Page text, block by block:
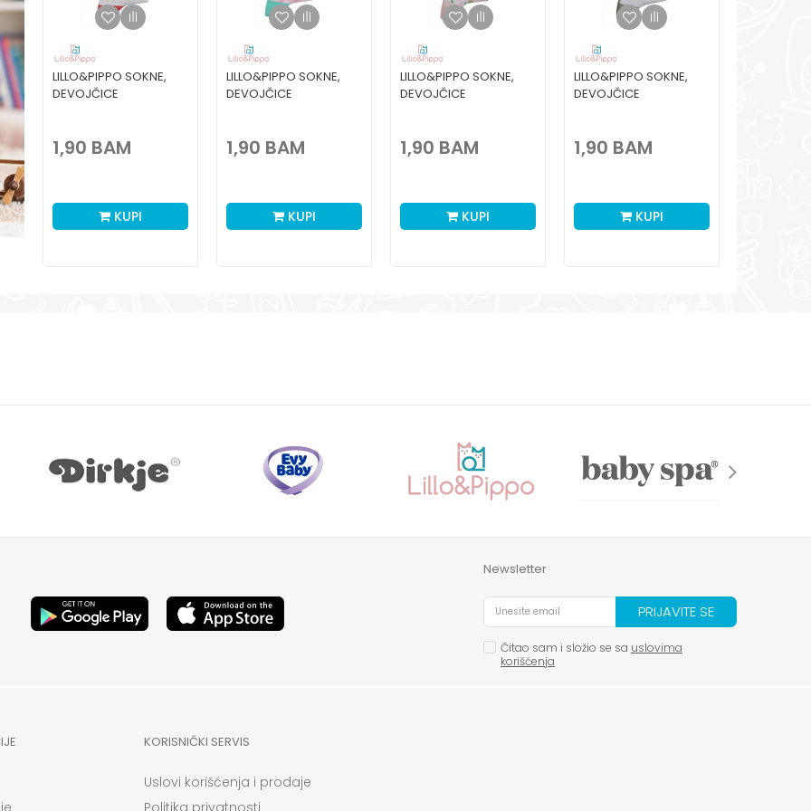
LILLO&PIPPO SOKNE,
DEVOJČICE
1,90 BAM
KUPI
LILLO&PIPPO SOKNE,
DEVOJČICE
1,90 BAM
KUPI
LILLO&PIPPO SOKNE,
DEVOJČICE
1,90 BAM
KUPI
LILLO&PIPPO SOKNE,
DEVOJČICE
1,90 BAM
KUPI
Newsletter
PRIJAVITE SE
Čitao sam i složio se sa uslovima
korišćenja
KORISNIČKI SERVIS
Uslovi korišćenja i prodaje
Politika privatnosti